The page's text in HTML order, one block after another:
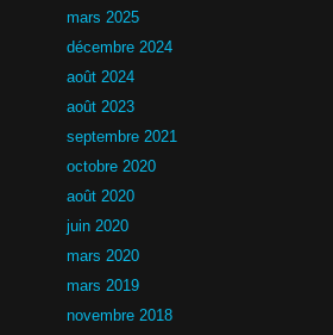
mars 2025
décembre 2024
août 2024
août 2023
septembre 2021
octobre 2020
août 2020
juin 2020
mars 2020
mars 2019
novembre 2018